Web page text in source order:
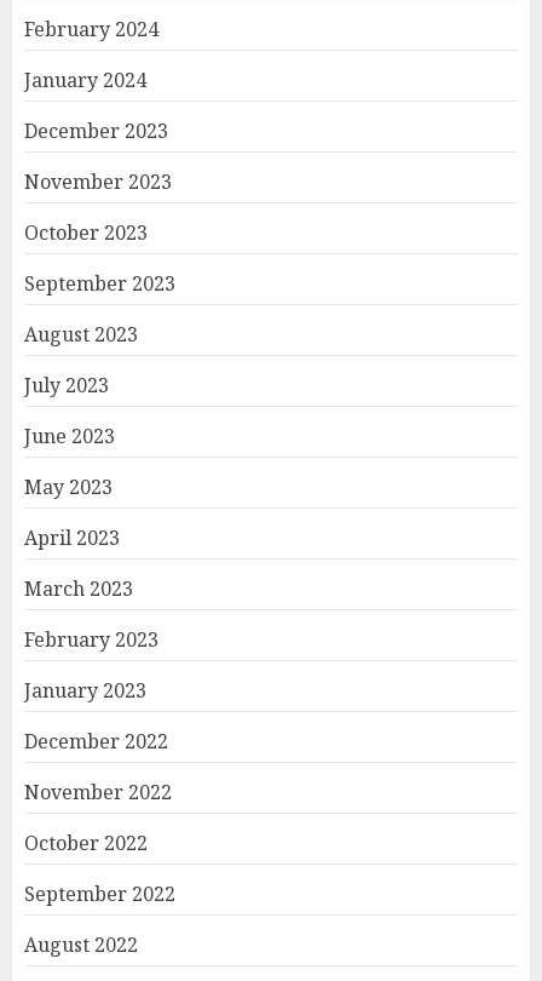
February 2024
January 2024
December 2023
November 2023
October 2023
September 2023
August 2023
July 2023
June 2023
May 2023
April 2023
March 2023
February 2023
January 2023
December 2022
November 2022
October 2022
September 2022
August 2022